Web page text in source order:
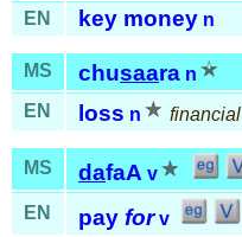
EN key money n
MS chusaara n
EN loss n financial
MS dafaA v
EN pay for v